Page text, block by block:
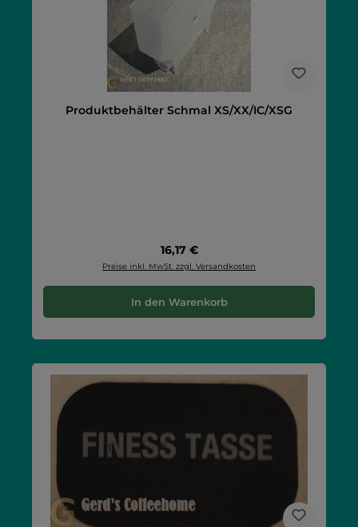
Produktbehälter Schmal XS/XX/IC/XSG
Regulärer Preis:
16,17 €
Preise inkl. MwSt. zzgl. Versandkosten
In den Warenkorb